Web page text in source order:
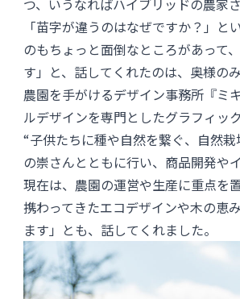
つ、いうなればハイブリッドの農家さ
「苗字が違うのはなぜですか？」
のもちょっと面倒なところがあって
す」と、話してくれたのは、奥様のみ
農園を手がけるデザイン事務所『ミ
ルデザインを専門としたグラフィッ
“子供たちに種や自然を繋ぐ、自然
の崇さんとともに行い、商品開発や
現在は、農園の運営や生産に重点を
携わってきたエコデザインや木の恵
ます」とも、話してくれました。